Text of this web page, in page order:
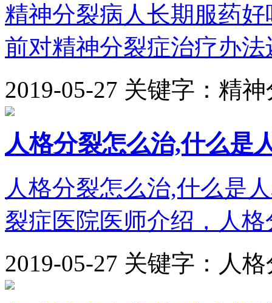
精神分裂病人长期服药
前对精神分裂症治疗办
2019-05-27 关键字：精
人格分裂怎么治,什么是
人格分裂怎么治,什么是
裂症医院医师介绍，人
2019-05-27 关键字：人